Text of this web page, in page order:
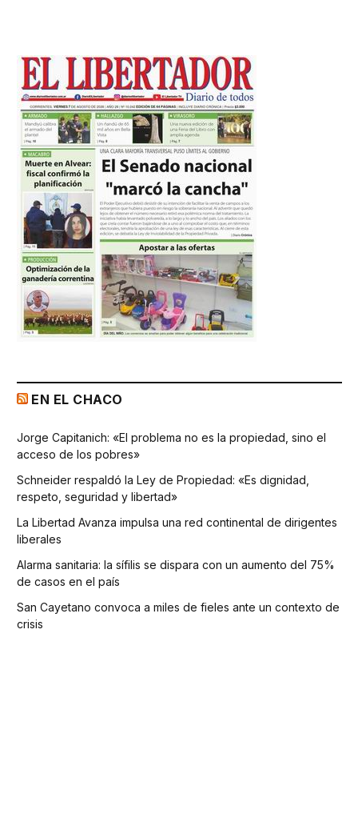
EN EL CHACO
Jorge Capitanich: «El problema no es la propiedad, sino el
acceso de los pobres»
Schneider respaldó la Ley de Propiedad: «Es dignidad,
respeto, seguridad y libertad»
La Libertad Avanza impulsa una red continental de dirigentes
liberales
Alarma sanitaria: la sífilis se dispara con un aumento del 75%
de casos en el país
San Cayetano convoca a miles de fieles ante un contexto de
crisis